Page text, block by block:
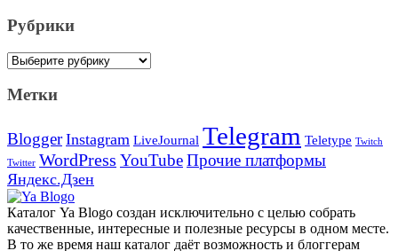
Рубрики
Рубрики
Метки
Blogger Instagram LiveJournal Telegram Teletype Twitch
Twitter WordPress YouTubeПрочие платформы
Яндекс.Дзен
Каталог Ya Blogo создан исключительно с целью собрать
качественные, интересные и полезные ресурсы в одном месте.
В то же время наш каталог даёт возможность и блоггерам